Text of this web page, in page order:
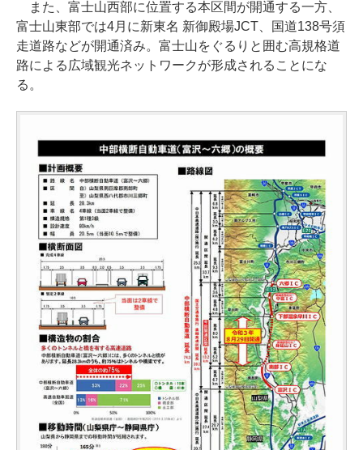
また、富士山西部に位置する本区間が開通する一方、
富士山東部では4月に新東名 新御殿場JCT、国道138号須
走道路などが開通済み。富士山をぐるりと囲む高規格道
路による広域観光ネットワークが形成されることにな
る。